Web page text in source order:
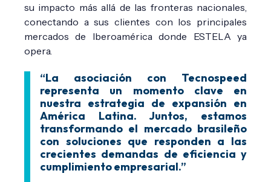
su impacto más allá de las fronteras nacionales,
conectando a sus clientes con los principales
mercados de Iberoamérica donde ESTELA ya
opera.
“La asociación con Tecnospeed
representa un momento clave en
nuestra estrategia de expansión en
América Latina. Juntos, estamos
transformando el mercado brasileño
con soluciones que responden a las
crecientes demandas de eficiencia y
cumplimiento empresarial.”